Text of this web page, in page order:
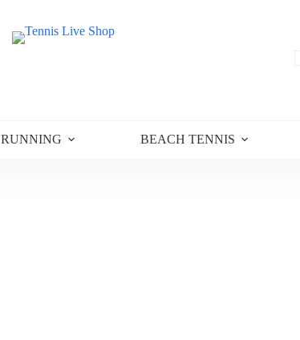
RUNNING BEACH TENNIS